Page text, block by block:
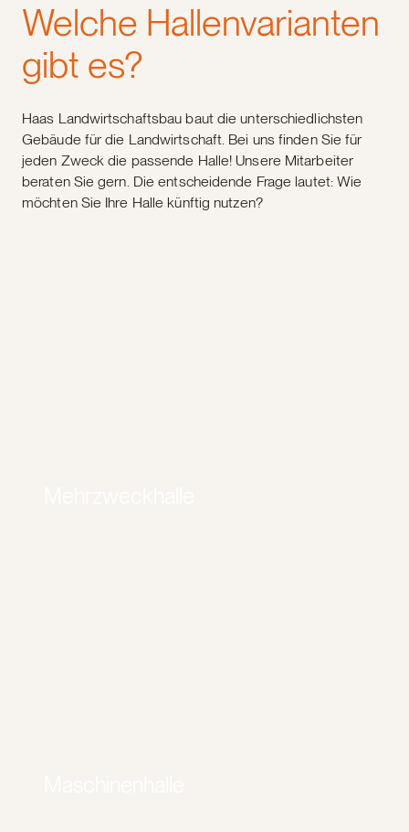
Welche Hallenvarianten
gibt es?
Haas Landwirtschaftsbau baut die unterschiedlichsten
Gebäude für die Landwirtschaft. Bei uns finden Sie für
jeden Zweck die passende Halle! Unsere Mitarbeiter
beraten Sie gern. Die entscheidende Frage lautet: Wie
möchten Sie Ihre Halle künftig nutzen?